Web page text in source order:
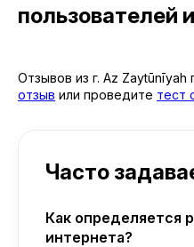
пользователей
Отзывов из г. Az Zaytūnīyah
отзыв или проведите тест
Часто
Как определяется
интернета?